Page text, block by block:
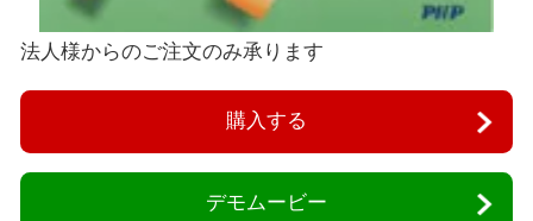
法人様からのご注文のみ承ります
購入する
デモムービー